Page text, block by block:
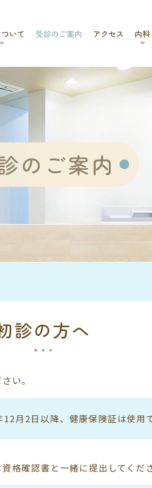
いて 受診のご案内 アクセス 内科
のご案内
診の方へ
い。
月2日以降、健康保険証は使用
格確認書と一緒に提出してくださ